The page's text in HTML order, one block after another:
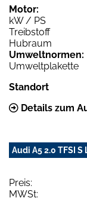
Motor:
kW / PS
Treibstoff
Hubraum
Umweltnormen:
Umweltplakette
Standort
Details zum
Audi A5 2.0 TFSI
Preis:
MWSt: